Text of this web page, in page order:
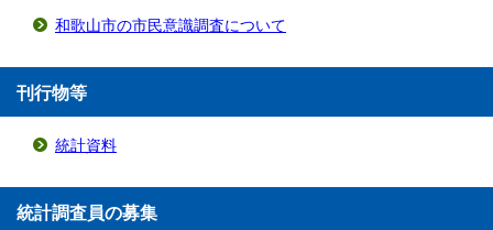
和歌山市の市民意識調査について
刊行物等
統計資料
統計調査員の募集